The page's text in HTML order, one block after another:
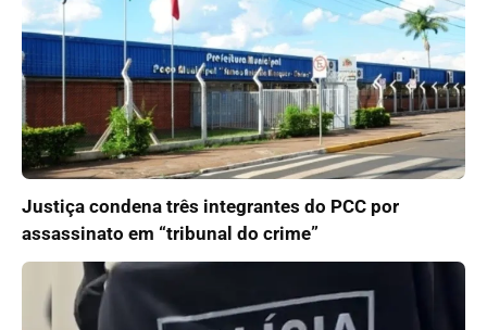
Justiça condena três integrantes do PCC por
assassinato em “tribunal do crime”